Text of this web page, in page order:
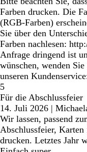
Farben drucken. Die
(RGB-Farben)
Sie über den
Farben nachlesen:
Anfrage dringend ist
wünschen, wenden
unseren
5
Für die Abschlussfeier
14. Juli 2026 |
Wir lassen, passend
Abschlussfeier,
drucken. Letztes Jahr